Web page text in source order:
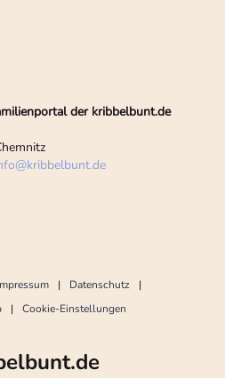
der kribbelbunt.de
@kribbelbunt.de
Datenschutz
Cookie-Einstellungen